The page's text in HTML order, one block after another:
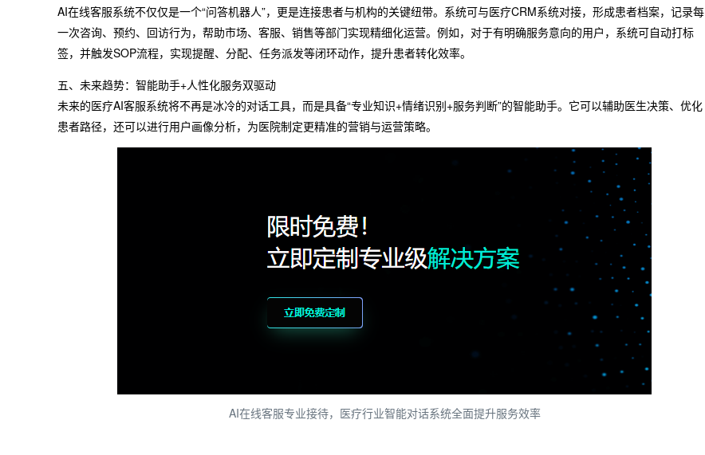
AI在线客服系统不仅仅是一个“问答机器人”，更是连接患者与机构的关键纽带。系统可与医疗CRM系统对接，形成患者档案，记录每
一次咨询、预约、回访行为，帮助市场、客服、销售等部门实现精细化运营。例如，对于有明确服务意向的用户，系统可自动打标
签，并触发SOP流程，实现提醒、分配、任务派发等闭环动作，提升患者转化效率。
五、未来趋势：智能助手+人性化服务双驱动
未来的医疗AI客服系统将不再是冰冷的对话工具，而是具备“专业知识+情绪识别+服务判断”的智能助手。它可以辅助医生决策、优化
患者路径，还可以进行用户画像分析，为医院制定更精准的营销与运营策略。
AI在线客服专业接待，医疗行业智能对话系统全面提升服务效率